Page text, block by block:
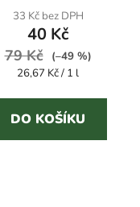
produktu
je
5,0
z
5
hvězdiček.
33 Kč bez DPH
40 Kč
79 Kč
(–49 %)
Měrná
26,67 Kč / 1 l
DO KOŠÍKU